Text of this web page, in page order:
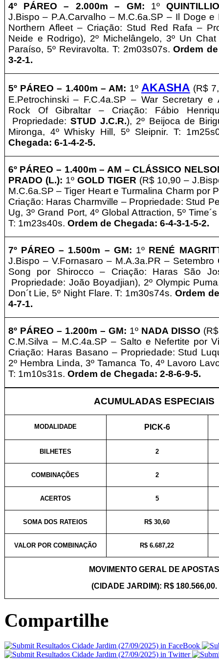
4º PÁREO – 2.000m – GM: 1º
J.Bispo– P.A.Carvalho – M.C.6a.SP – Il Doge e
Northern Afleet – Criação: Stud Red Rafa –
Neide e Rodrigo), 2º Michelângelo, 3º Un
Paraíso, 5º Reviravolta. T: 2m03s07s.Ordem
3-2-1.
5º PÁREO – 1.400m – AM: 1º AKASHA (R$
E.Petrochinski – F.C.4a.SP – War Secretary e
Rock Of Gibraltar – Criação: Fábio
Propriedade:STUD J.C.R.), 2º Beijoca de
Mironga, 4º Whisky Hill, 5º Sleipnir. T:
Chegada: 6-1-4-2-5.
6º PÁREO – 1.400m – AM – CLÁSSICO
PRADO (L.): 1º GOLD TIGER (R$ 10,90 –
M.C.6a.SP – Tiger Heart e Turmalina Charm por
Criação: Haras Charmville – Propriedade: Stud
Ug, 3º Grand Port, 4º Global Attraction, 5º
T: 1m23s40s. Ordem de Chegada: 6-4-3-1-5-2.
7º PÁREO – 1.500m – GM: 1º RENÉ
J.Bispo – V.Fornasaro – M.A.3a.PR – Setembro
Song por Shirocco – Criação: Haras São
Propriedade: João Boyadjian), 2º Olympic
Don´t Lie, 5º Night Flare. T: 1m30s74s.Ordem
4-7-1.
8º PÁREO – 1.200m – GM: 1º NADA DISSO
C.M.Silva – M.C.4a.SP – Salto e Nefertite por
Criação: Haras Basano – Propriedade: Stud
2º Hembra Linda, 3º Tamanca To, 4º Lavoro
T: 1m10s31s. Ordem de Chegada: 2-8-6-9-5.
ACUMULADAS ESPECIAIS
MODALIDADE PICK-6
BILHETES 2
COMBINAÇÕES 2
ACERTOS 5
SOMA DOS RATEIOS R$ 30,60
VALOR POR COMBINAÇÃO R$ 6.687,22
MOVIMENTO GERAL DE APOSTAS
(CIDADE JARDIM): R$ 180.566,00.
Compartilhe